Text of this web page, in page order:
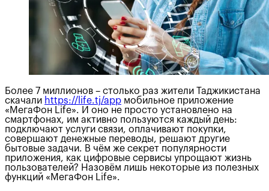
Более 7 миллионов – столько раз жители Таджикистана
скачали https://life.tj/app мобильное приложение
«МегаФон Life». И оно не просто установлено на
смартфонах, им активно пользуются каждый день:
подключают услуги связи, оплачивают покупки,
совершают денежные переводы, решают другие
бытовые задачи. В чём же секрет популярности
приложения, как цифровые сервисы упрощают жизнь
пользователей? Назовём лишь некоторые из полезных
функций «МегаФон Life».